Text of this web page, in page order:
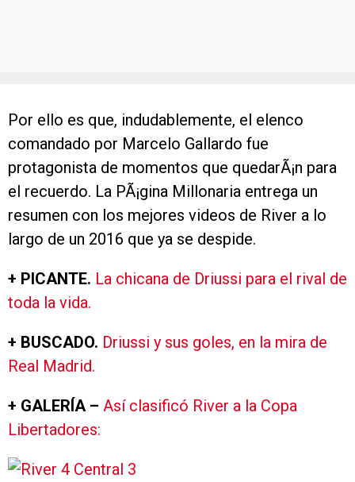
Por ello es que, indudablemente, el elenco
comandado por Marcelo Gallardo fue
protagonista de momentos que quedarÃ¡n para
el recuerdo. La PÃ¡gina Millonaria entrega un
resumen con los mejores videos de River a lo
largo de un 2016 que ya se despide.
+ PICANTE. La chicana de Driussi para el rival de
toda la vida.
+ BUSCADO. Driussi y sus goles, en la mira de
Real Madrid.
+ GALERÍA – Así clasificó River a la Copa
Libertadores: